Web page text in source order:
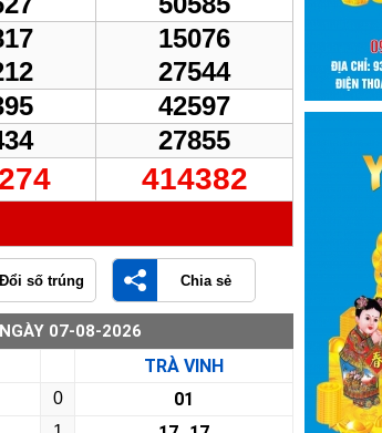
15076
27544
42597
27855
414382
Đổi số trúng Chia sẻ
07-08-2026
TRÀ VINH
0 01